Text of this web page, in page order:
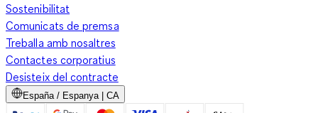
Sostenibilitat
Comunicats de premsa
Treballa amb nosaltres
Contactes corporatius
Desisteix del contracte
España / Espanya | CA